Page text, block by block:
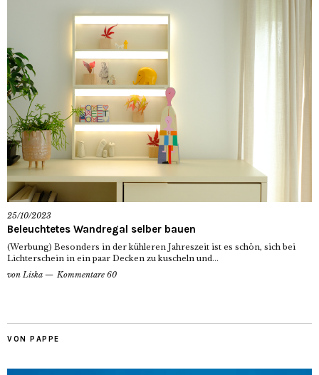
25/10/2023
Beleuchtetes Wandregal selber bauen
(Werbung) Besonders in der kühleren Jahreszeit ist es schön, sich bei
Lichterschein in ein paar Decken zu kuscheln und...
von Liska Kommentare 60
VON PAPPE